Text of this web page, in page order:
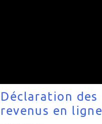
Déclaration des
revenus en ligne